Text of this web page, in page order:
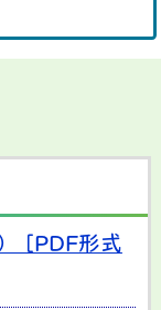
[PDF形式